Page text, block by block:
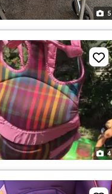
5
4